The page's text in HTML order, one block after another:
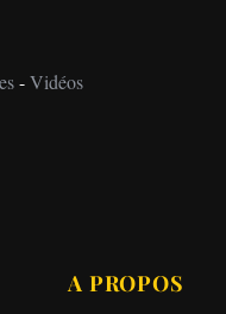
-Vidéos
A PROPOS